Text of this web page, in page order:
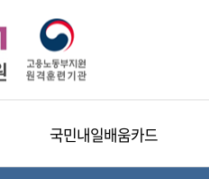
국민내일배움카드